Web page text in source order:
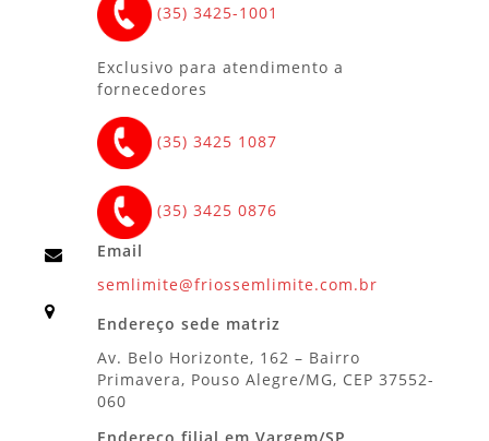
(35) 3425-1001
Exclusivo para atendimento a
fornecedores
(35) 3425 1087
(35) 3425 0876
Email
semlimite@friossemlimite.com.br
Endereço sede matriz
Av. Belo Horizonte, 162 – Bairro
Primavera, Pouso Alegre/MG, CEP 37552-
060
Endereço filial em Vargem/SP